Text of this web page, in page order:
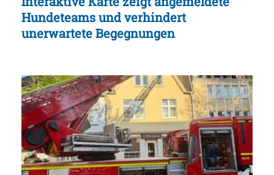
Hundeteams und verhindert
unerwartete Begegnungen